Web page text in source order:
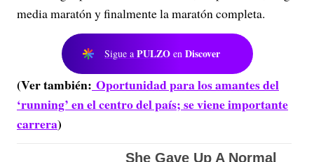
media maratón y finalmente la maratón completa.
Sigue a PULZO en Discover
(Ver también: Oportunidad para los amantes del
‘running’ en el centro del país; se viene importante
carrera)